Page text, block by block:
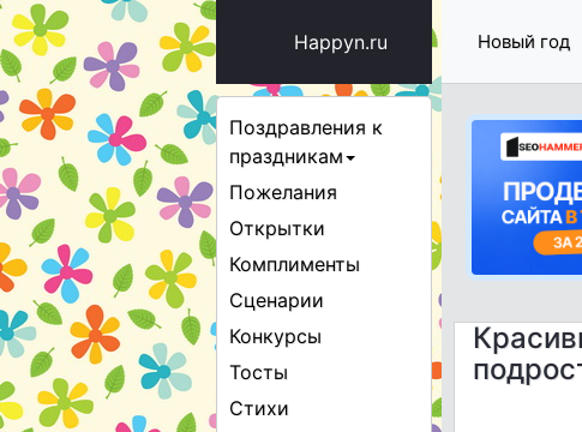
Новый год
Happyn.ru
Поздравления к
праздникам
Пожелания
Открытки
Комплименты
Сценарии
Конкурсы
Тосты
Стихи